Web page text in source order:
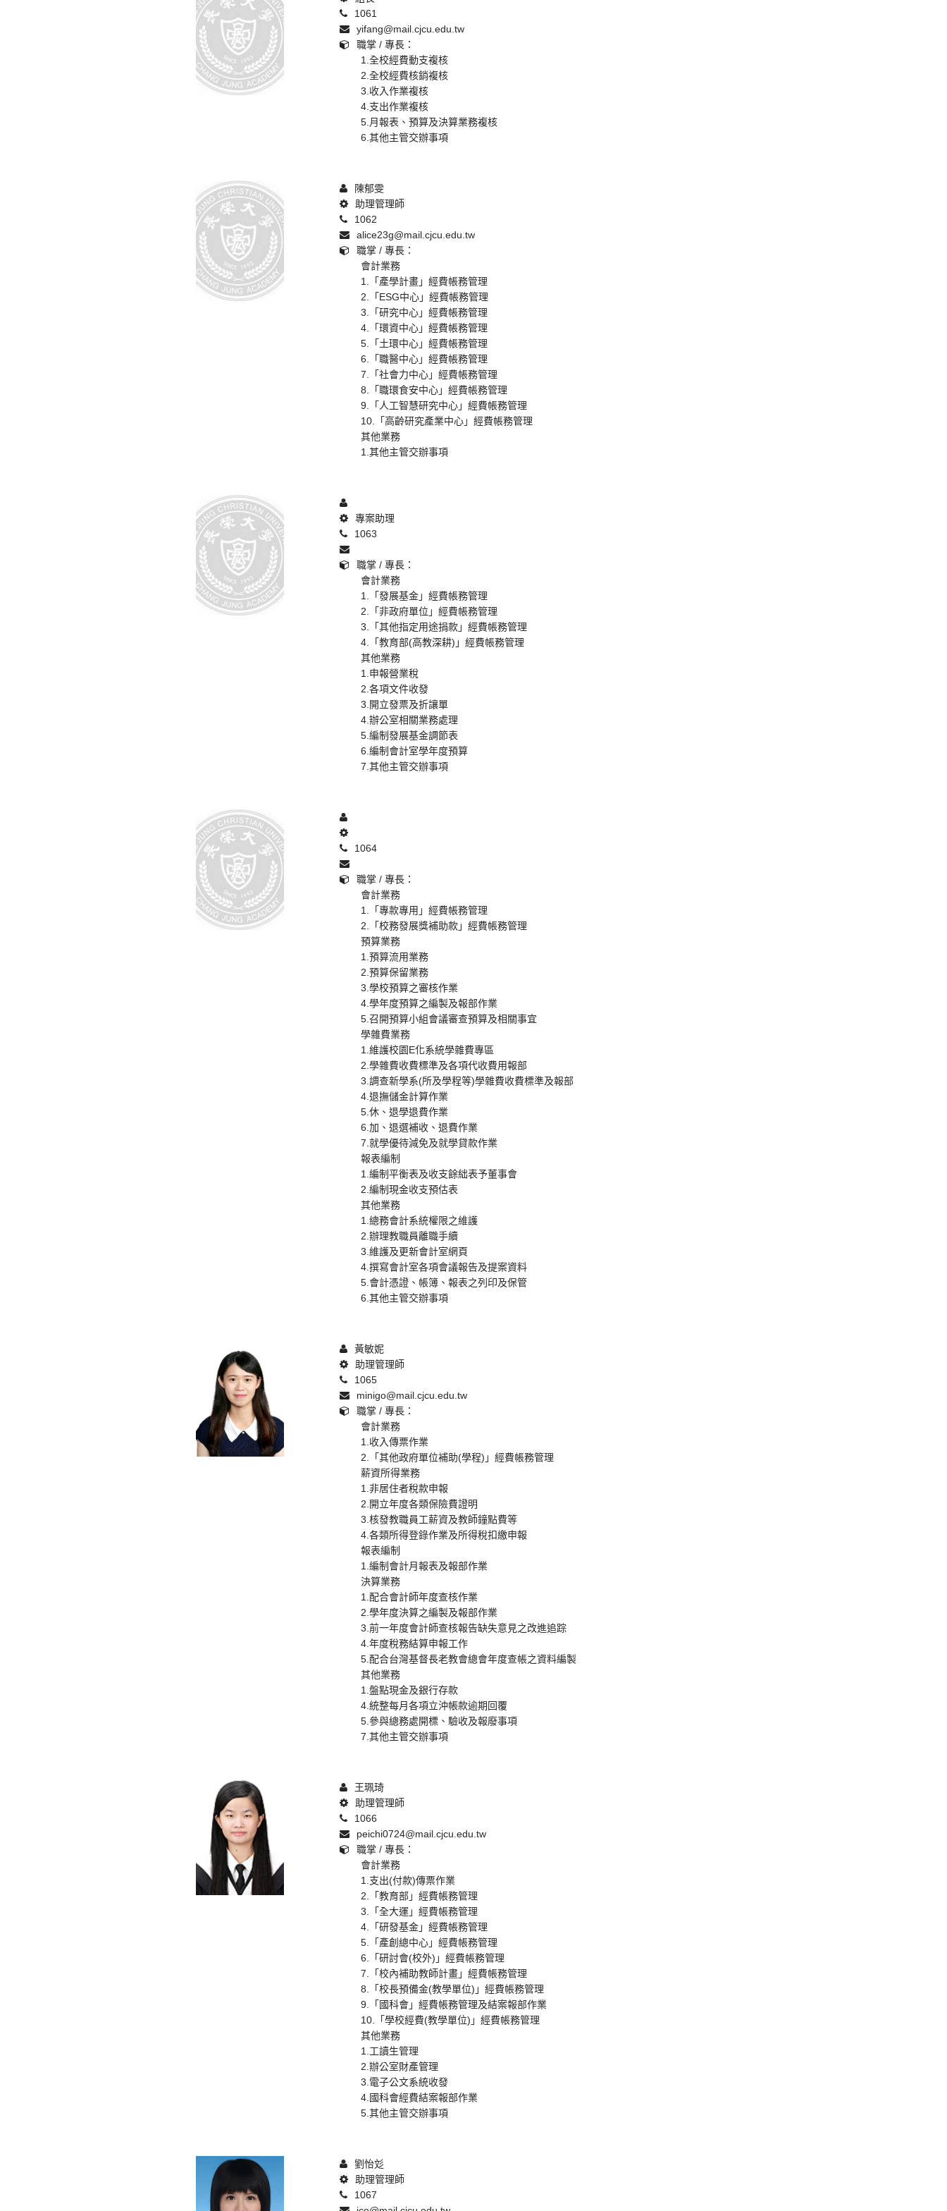
1061
yifang@mail.cjcu.edu.tw
職掌 / 專長：
1.全校經費動支複核
2.全校經費核銷複核
3.收入作業複核
4.支出作業複核
5.月報表、預算及決算業務複核
6.其他主管交辦事項
陳郁雯
助理管理師
1062
alice23g@mail.cjcu.edu.tw
職掌 / 專長：
會計業務
1.「產學計畫」經費帳務管理
2.「ESG中心」經費帳務管理
3.「研究中心」經費帳務管理
4.「環資中心」經費帳務管理
5.「土環中心」經費帳務管理
6.「職醫中心」經費帳務管理
7.「社會力中心」經費帳務管理
8.「職環食安中心」經費帳務管理
9.「人工智慧研究中心」經費帳務管理
10.「高齡研究產業中心」經費帳務管理
其他業務
1.其他主管交辦事項
專案助理
1063
職掌 / 專長：
會計業務
1.「發展基金」經費帳務管理
2.「非政府單位」經費帳務管理
3.「其他指定用途捐款」經費帳務管理
4.「教育部(高教深耕)」經費帳務管理
其他業務
1.申報營業稅
2.各項文件收發
3.開立發票及折讓單
4.辦公室相關業務處理
5.編制發展基金調節表
6.編制會計室學年度預算
7.其他主管交辦事項
1064
職掌 / 專長：
會計業務
1.「專款專用」經費帳務管理
2.「校務發展獎補助款」經費帳務管理
預算業務
1.預算流用業務
2.預算保留業務
3.學校預算之審核作業
4.學年度預算之編製及報部作業
5.召開預算小組會議審查預算及相關事宜
學雜費業務
1.維護校園E化系統學雜費專區
2.學雜費收費標準及各項代收費用報部
3.調查新學系(所及學程等)學雜費收費標準及報部
4.退撫儲金計算作業
5.休、退學退費作業
6.加、退選補收、退費作業
7.就學優待減免及就學貸款作業
報表編制
1.編制平衡表及收支餘絀表予董事會
2.編制現金收支預估表
其他業務
1.總務會計系統權限之維護
2.辦理教職員離職手續
3.維護及更新會計室網頁
4.撰寫會計室各項會議報告及提案資料
5.會計憑證、帳簿、報表之列印及保管
6.其他主管交辦事項
黃敏妮
助理管理師
1065
minigo@mail.cjcu.edu.tw
職掌 / 專長：
會計業務
1.收入傳票作業
2.「其他政府單位補助(學程)」經費帳務管理
薪資所得業務
1.非居住者稅款申報
2.開立年度各類保險費證明
3.核發教職員工薪資及教師鐘點費等
4.各類所得登錄作業及所得稅扣繳申報
報表編制
1.編制會計月報表及報部作業
決算業務
1.配合會計師年度查核作業
2.學年度決算之編製及報部作業
3.前一年度會計師查核報告缺失意見之改進追踪
4.年度稅務結算申報工作
5.配合台灣基督長老教會總會年度查帳之資料編製
其他業務
1.盤點現金及銀行存款
4.統整每月各項立沖帳款逾期回覆
5.參與總務處開標、驗收及報廢事項
7.其他主管交辦事項
王珮琦
助理管理師
1066
peichi0724@mail.cjcu.edu.tw
職掌 / 專長：
會計業務
1.支出(付款)傳票作業
2.「教育部」經費帳務管理
3.「全大運」經費帳務管理
4.「研發基金」經費帳務管理
5.「產創總中心」經費帳務管理
6.「研討會(校外)」經費帳務管理
7.「校內補助教師計畫」經費帳務管理
8.「校長預備金(教學單位)」經費帳務管理
9.「國科會」經費帳務管理及結案報部作業
10.「學校經費(教學單位)」經費帳務管理
其他業務
1.工讀生管理
2.辦公室財產管理
3.電子公文系統收發
4.國科會經費結案報部作業
5.其他主管交辦事項
劉怡彣
助理管理師
1067